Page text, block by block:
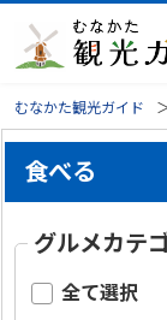
むなかた観光ガイド
食べる
グルメカテ
全て選択